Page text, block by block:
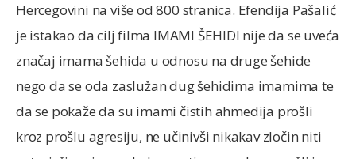
Hercegovini na više od 800 stranica. Efendija Pašalić
je istakao da cilj filma IMAMI ŠEHIDI nije da se uveća
značaj imama šehida u odnosu na druge šehide
nego da se oda zaslužan dug šehidima imamima te
da se pokaže da su imami čistih ahmedija prošli
kroz prošlu agresiju, ne učinivši nikakav zločin niti